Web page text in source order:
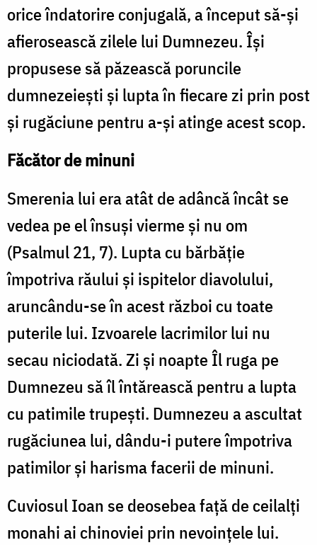
orice îndatorire conjugală, a început să-și
afierosească zilele lui Dumnezeu. Își
propusese să păzească poruncile
dumnezeiești și lupta în fiecare zi prin post
și rugăciune pentru a-și atinge acest scop.
Făcător de minuni
Smerenia lui era atât de adâncă încât se
vedea pe el însuși vierme și nu om
(Psalmul 21, 7). Lupta cu bărbăție
împotriva răului și ispitelor diavolului,
aruncându-se în acest război cu toate
puterile lui. Izvoarele lacrimilor lui nu
secau niciodată. Zi și noapte Îl ruga pe
Dumnezeu să îl întărească pentru a lupta
cu patimile trupești. Dumnezeu a ascultat
rugăciunea lui, dându-i putere împotriva
patimilor și harisma facerii de minuni.
Cuviosul Ioan se deosebea față de ceilalți
monahi ai chinoviei prin nevoințele lui.